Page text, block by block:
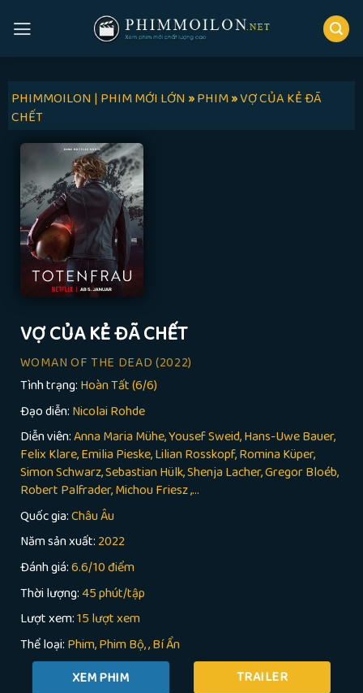
PHIMMOILON | PHIM MỚI LỚN»PHIM»VỢ CỦA KẺ ĐÃ
CHẾT
VỢ CỦA KẺ ĐÃ CHẾT
WOMAN OF THE DEAD (2022)
Tình trạng: Hoàn Tất (6/6)
Đạo diễn: Nicolai Rohde
Diễn viên:Anna Maria Mühe, Yousef Sweid, Hans-Uwe Bauer,
Felix Klare, Emilia Pieske, Lilian Rosskopf, Romina Küper,
Simon Schwarz, Sebastian Hülk, Shenja Lacher, Gregor Bloéb,
Robert Palfrader, Michou Friesz ,...
Quốc gia:Châu Âu
Năm sản xuất: 2022
Đánh giá:6.6/10 điểm
Thời lượng:45 phút/tập
Lượt xem:15 lượt xem
Thể loại: Phim Phim Bộ ,Bí Ẩn
TRAILER